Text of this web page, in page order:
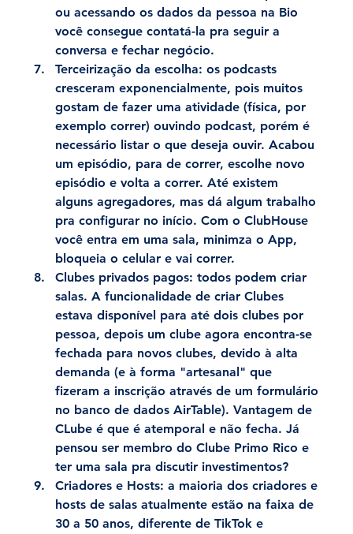
ou acessando os dados da pessoa na Bio
você consegue contatá-la pra seguir a
conversa e fechar negócio.
Terceirização da escolha: os podcasts
cresceram exponencialmente, pois muitos
gostam de fazer uma atividade (física, por
exemplo correr) ouvindo podcast, porém é
necessário listar o que deseja ouvir. Acabou
um episódio, para de correr, escolhe novo
episódio e volta a correr. Até existem
alguns agregadores, mas dá algum trabalho
pra configurar no início. Com o ClubHouse
você entra em uma sala, minimza o App,
bloqueia o celular e vai correr.
Clubes privados pagos: todos podem criar
salas. A funcionalidade de criar Clubes
estava disponível para até dois clubes por
pessoa, depois um clube agora encontra-se
fechada para novos clubes, devido à alta
demanda (e à forma "artesanal" que
fizeram a inscrição através de um formulário
no banco de dados AirTable). Vantagem de
CLube é que é atemporal e não fecha. Já
pensou ser membro do Clube Primo Rico e
ter uma sala pra discutir investimentos?
Criadores e Hosts: a maioria dos criadores e
hosts de salas atualmente estão na faixa de
30 a 50 anos, diferente de TikTok e